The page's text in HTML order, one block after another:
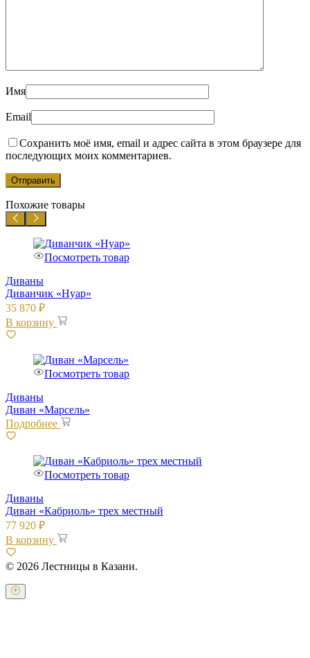
Имя
Email
Сохранить моё имя, email и адрес сайта в этом браузере для
последующих моих комментариев.
Похожие товары
Посмотреть товар
Диваны
Диванчик «Нуар»
35 870 ₽
В корзину
Посмотреть товар
Диваны
Диван «Марсель»
Подробнее
Посмотреть товар
Диваны
Диван «Кабриоль» трех местный
77 920 ₽
В корзину
© 2026 Лестницы в Казани.